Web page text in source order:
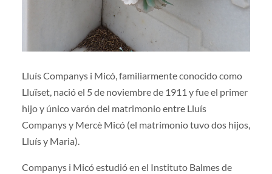
Lluís Companys i Micó, familiarmente conocido como
Lluïset, nació el 5 de noviembre de 1911 y fue el primer
hijo y único varón del matrimonio entre Lluís
Companys y Mercè Micó (el matrimonio tuvo dos hijos,
Lluís y Maria).
Companys i Micó estudió en el Instituto Balmes de